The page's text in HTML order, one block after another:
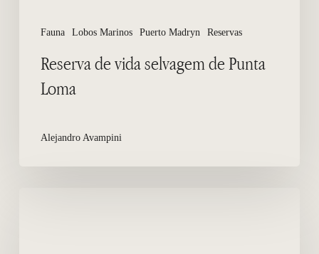
Fauna Lobos Marinos Puerto Madryn Reservas
Reserva de vida selvagem de Punta
Loma
Alejandro Avampini